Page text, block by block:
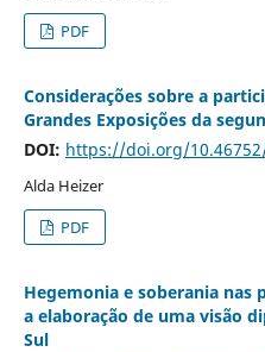
PDF
Considerações sobre a
Grandes Exposições da
DOI: https://doi.org/
Alda Heizer
PDF
Hegemonia e soberania nas
a elaboração de uma visão
Sul